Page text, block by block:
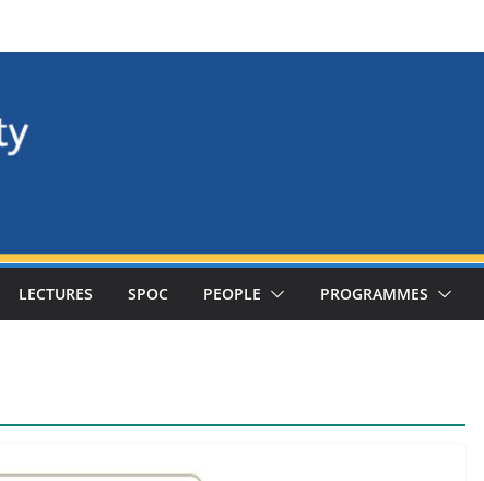
LECTURES SPOC PEOPLE PROGRAMMES